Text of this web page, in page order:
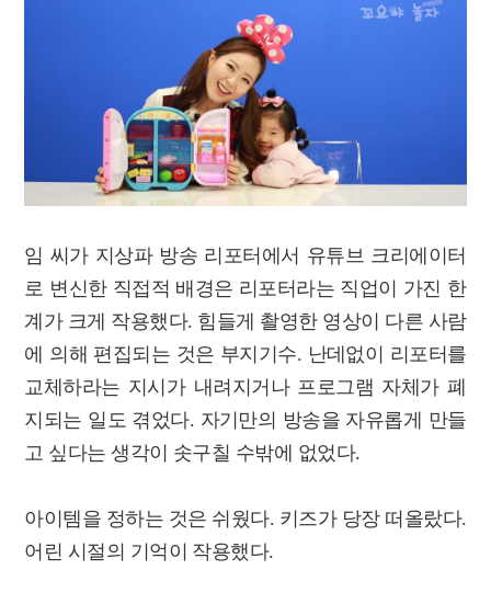
임 씨가 지상파 방송 리포터에서 유튜브 크리에이터
로 변신한 직접적 배경은 리포터라는 직업이 가진 한
계가 크게 작용했다. 힘들게 촬영한 영상이 다른 사람
에 의해 편집되는 것은 부지기수. 난데없이 리포터를
교체하라는 지시가 내려지거나 프로그램 자체가 폐
지되는 일도 겪었다. 자기만의 방송을 자유롭게 만들
고 싶다는 생각이 솟구칠 수밖에 없었다.
아이템을 정하는 것은 쉬웠다. 키즈가 당장 떠올랐다.
어린 시절의 기억이 작용했다.